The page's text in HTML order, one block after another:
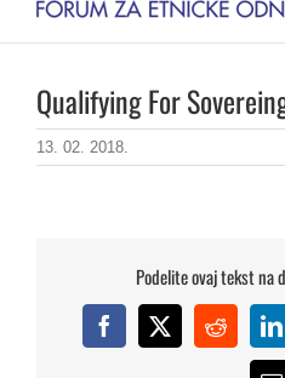
Qualifying For
13. 02. 2018.
Podelite ovaj tekst na
Facebook
X Reddit